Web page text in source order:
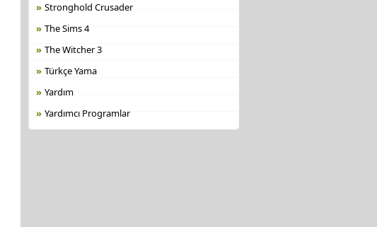
Stronghold Crusader
The Sims 4
The Witcher 3
Türkçe Yama
Yardım
Yardımcı Programlar